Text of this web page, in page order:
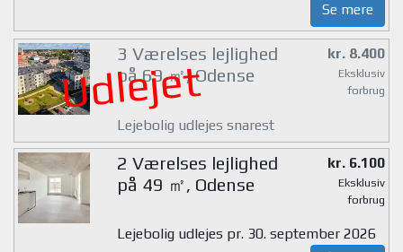
Se mere
Udlejet
3 Værelses lejlighed
på 69 ㎡, Odense
kr. 8.400
Eksklusiv
forbrug
Lejebolig udlejes snarest
2 Værelses lejlighed
på 49 ㎡, Odense
kr. 6.100
Eksklusiv
forbrug
Lejebolig udlejes pr. 30. september 2026